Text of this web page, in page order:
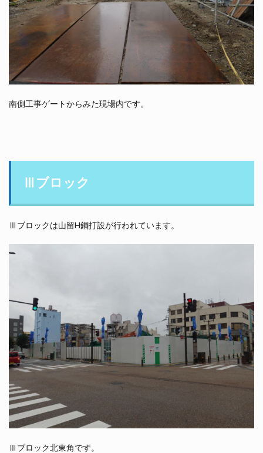
南側工事ゲートからみた現場内です。
Ⅲブロック
Ⅲブロックは山留H鋼打設が行われています。
Ⅲブロック北東角です。